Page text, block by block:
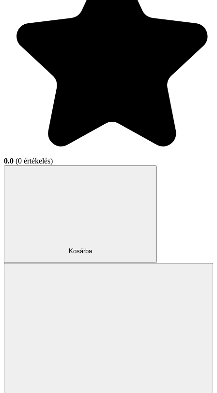
0.0 (0 értékelés)
Kosárba